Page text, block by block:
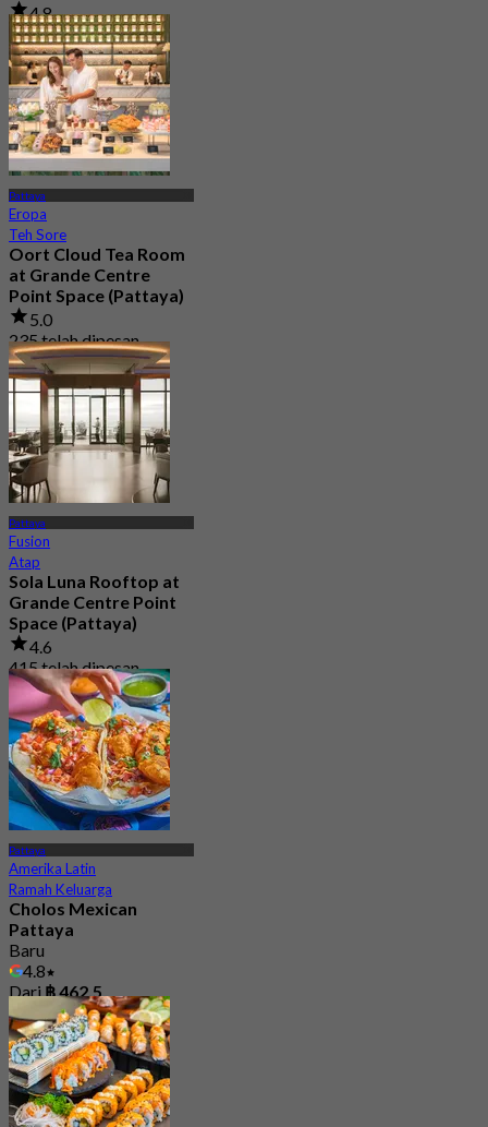
4.8
21.8K telah dipesan
Dari฿ 1,290
Pattaya
Eropa
Teh Sore
Oort Cloud Tea Room
at Grande Centre
Point Space (Pattaya)
5.0
235 telah dipesan
Dari฿ 499.5
Pattaya
Fusion
Atap
Sola Luna Rooftop at
Grande Centre Point
Space (Pattaya)
4.6
415 telah dipesan
Dari฿ 645
Pattaya
Amerika Latin
Ramah Keluarga
Cholos Mexican
Pattaya
Baru
4.8
Dari ฿ 462.5